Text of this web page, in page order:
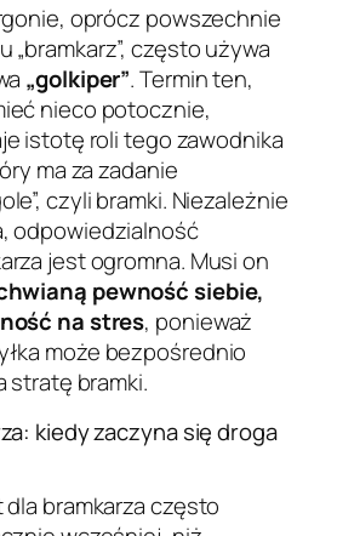
oprócz powszechnie
„bramkarz”, często używa
„golkiper”. Termin ten,
nieco potocznie,
istotę roli tego zawodnika
ma za zadanie
czyli bramki. Niezależnie
odpowiedzialność
jest ogromna. Musi on
pewność siebie,
na stres, ponieważ
może bezpośrednio
stratę bramki.
kiedy zaczyna się droga
bramkarza często